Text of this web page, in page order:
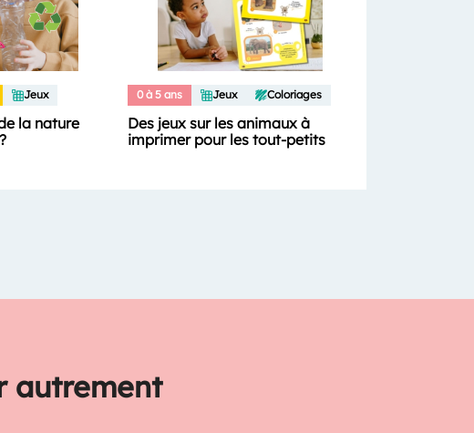
Jeux
la nature
0 à 5 ans Jeux Coloriages
Des jeux sur les animaux à
imprimer pour les tout-petits
autrement